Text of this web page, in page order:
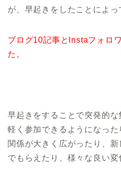
が、早起きをしたことによっ
ブログ10記事とInstaフォロ
た。
早起きをすることで突発的
軽く参加できるようになっ
関係が大きく広がったり、
でもらえたり、様々な良い変